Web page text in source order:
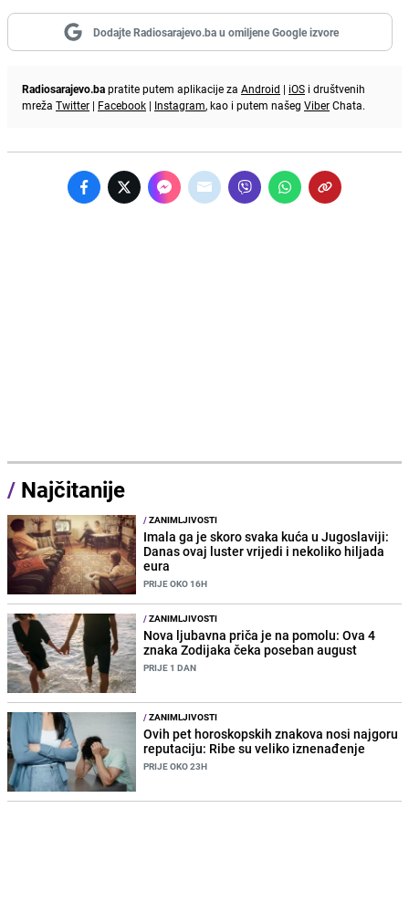
Dodajte Radiosarajevo.ba u omiljene Google izvore
Radiosarajevo.bapratite putem aplikacije za Android | iOS i društvenih
mreža Twitter | Facebook | Instagram, kao i putem našeg ViberChata.
/ Najčitanije
/ZANIMLJIVOSTI
Imala ga je skoro svaka kuća u Jugoslaviji:
Danas ovaj luster vrijedi i nekoliko hiljada
eura
PRIJE OKO 16H
/ZANIMLJIVOSTI
Nova ljubavna priča je na pomolu: Ova 4
znaka Zodijaka čeka poseban august
PRIJE 1 DAN
/ZANIMLJIVOSTI
Ovih pet horoskopskih znakova nosi najgoru
reputaciju: Ribe su veliko iznenađenje
PRIJE OKO 23H